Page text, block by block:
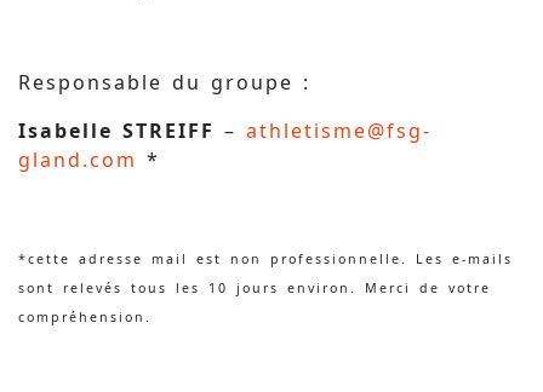
Responsable du groupe :
Isabelle STREIFF – athletisme@fsg-
gland.com *
*cette adresse mail est non professionnelle. Les e-mails
sont relevés tous les 10 jours environ. Merci de votre
compréhension.